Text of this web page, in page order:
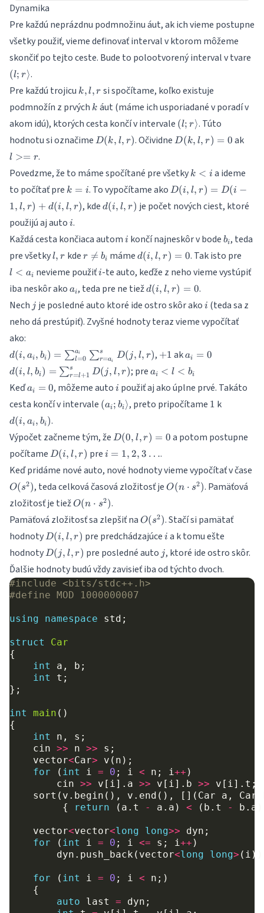
Dynamika
Pre každú neprázdnu podmnožinu áut, ak ich vieme postupne
všetky použiť, vieme definovať interval v ktorom môžeme
skončiť po tejto ceste. Bude to polootvorený interval v tvare
(l; r⟩.
Pre každú trojicu k,
l,
r
k, l, r si spočítame, koľko existuje
podmnožín z prvých k
k áut (máme ich usporiadané v poradí v
akom idú), ktorých cesta končí v intervale (l;r\rangle
(l; r⟩. Túto
hodnotu si označime D(k,l,r)
D(k, l, r). OčividneD(k,l,r)=0
D(k, l, r) = 0 ak
l >= r.
Povedzme, že to máme spočítané pre všetky k<i
k < i a ideme
to počítať pre k=i
k = i. To vypočítame ako D(i,l,r)=D(i-
1,l,r) +
d(i,l,r)
D(i, l, r) = D(i −
1, l, r) + d(i, l, r), kded(i,l,r)
d(i, l, r) je počet nových ciest, ktoré
použijú aj auto i
i.
Každá cesta končiaca autom i
i končí najneskôr v bode b_i
bi, teda
pre všetky l,
l, r kde r\neq
b_i
r 
= bi mámed(i,l,r)=0
d(i, l, r) = 0. Tak isto pre
l < ai nevieme použiťi
i-te auto, keďže z neho vieme vystúpiť
iba neskôr ako a_i
ai, teda pre ne tiežd(i,l,r)=0
d(i, l, r) = 0.
Nech jj je posledné auto ktoré ide ostro skôr ako i
i (teda sa z
neho dá prestúpiť). Zvyšné hodnoty teraz vieme vypočítať
ako:
d(i,a_i,b_i)=\sum_{l=0}^{a_i}
\sum_{r=a_i}^s D(j,l,r)
d(i, ai , bi ) = ∑l=0
ai ∑r=ai
s D( j, l, r), +1
+1 aka_i=0
ai = 0
d(i, l,
b_i)=\sum_{r=l+1}^s
D(j, l, r)
d(i, l, bi) = ∑r=l+1
s D( j, l, r); pre a_i<l<b_i
ai < l < bi
Keďa_i=0
ai = 0, môžeme autoi
i použiť aj ako úplne prvé. Takáto
cesta končí v intervale (a_i;b_i\rangle
(ai; bi ⟩, preto pripočítame 1
1 k
d(i, ai , bi ).
Výpočet začneme tým, že D(0,l,r)=0
D(0, l, r) = 0 a potom postupne
počítame D(i,l,r)
D(i, l, r) pre i=1,2,3\dots
i = 1, 2, 3 ….
Keď pridáme nové auto, nové hodnoty vieme vypočítať v čase
O(s2), teda celková časová zložitosť jeO(n\cdot
s^2)
O(n ⋅ s2). Pamäťová
zložitosť je tiežO(n\cdot
s^2)
O(n ⋅ s2).
Pamäťová zložitosť sa zlepšiť na O(s^2)
O(s2). Stačí si pamätať
hodnoty D(i,l,r)
D(i, l, r) pre predchádzajúce i
i a k tomu ešte
hodnoty D(j,l,r)
D( j, l, r) pre posledné auto jj, ktoré ide ostro skôr.
Ďalšie hodnoty budú vždy zavisieť iba od týchto dvoch.
#include <bits/stdc++.h>
#define MOD 1000000007
using namespace std ;
struct
Car
{
int
a , b ;
int
t ;
};
int main ()
{
int
n , s ;
cin >> n >> s ;
vector<Car> v ( n );
for
( int i = 0 ; i < n ; i++ )
cin >> v [ i]. a >> v [ i]. b >> v [ i]. t ;
sort ( v . begin (), v . end (), []( Car a , Car
{
return ( a . t - a . a ) < ( b . t - b . a
vector<vector<long long>> dyn ;
for
( int i = 0 ; i <= s ; i++ )
dyn . push_back ( vector<long long> ( i
for ( int i = 0 ; i < n ;)
{
auto
last = dyn ;